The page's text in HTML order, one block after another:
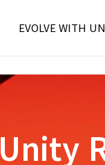
EVOLVE WITH
Unity